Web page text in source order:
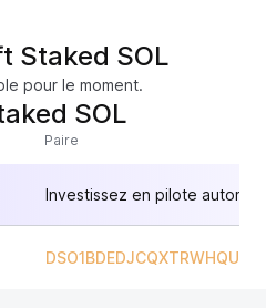
Staked SOL
pour le moment.
SOL
Paire
Investissez en pilote